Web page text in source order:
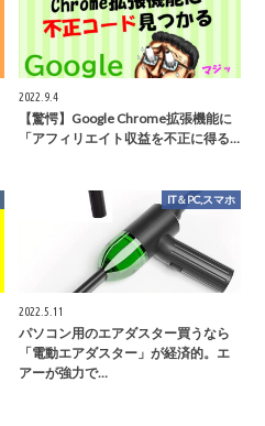
2022.9.4
【驚愕】Google Chrome拡張機能に
「アフィリエイト収益を不正に得る…
IT＆PC,スマホ
2022.5.11
パソコン用のエアダスター買うなら
「電動エアダスター」が経済的。エ
アーが強力で…